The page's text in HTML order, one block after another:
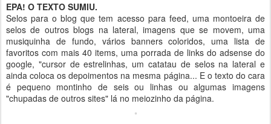
EPA! O TEXTO SUMIU.
Selos para o blog que tem acesso para feed, uma montoeira de
selos de outros blogs na lateral, imagens que se movem, uma
musiquinha de fundo, vários banners coloridos, uma lista de
favoritos com mais 40 items, uma porrada de links do adsense do
google, "cursor de estrelinhas, um catatau de selos na lateral e
ainda coloca os depoimentos na mesma página... E o texto do cara
é pequeno montinho de seis ou linhas ou algumas imagens
"chupadas de outros sites" lá no meiozinho da página.